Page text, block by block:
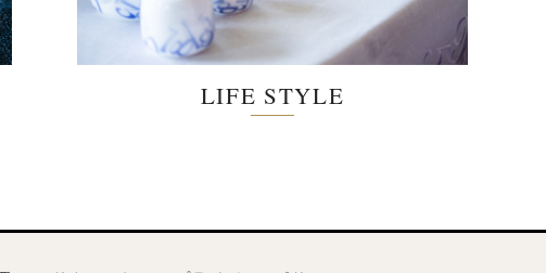
LIFE STYLE